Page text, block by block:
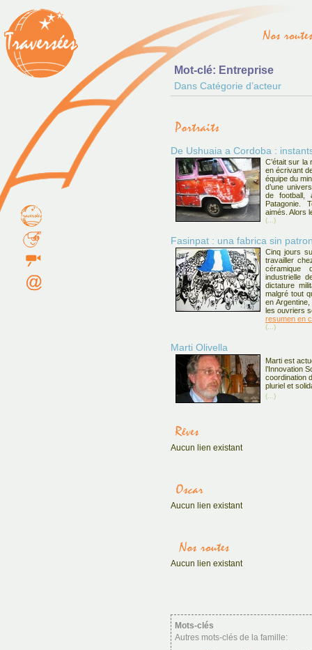
Mot-clé: Entreprise
Dans Catégorie d’acteur
De Ushuaia a Cordoba :
C’était sur
en écrivant
équipe du
d’une
de football,
Patagonie.
aimés. Alors
(...)
Fasinpat : una fabrica sin
Cinq jours
travailler
céramique
industrielle
dictature
malgré tout
en
les ouvriers
resumen en
(...)
Marti Olivella
Marti est
l’Innovation
coordination
pluriel et
(...)
Aucun lien existant
Aucun lien existant
Aucun lien existant
Mots-clés
Autres mots-clés de la famille: